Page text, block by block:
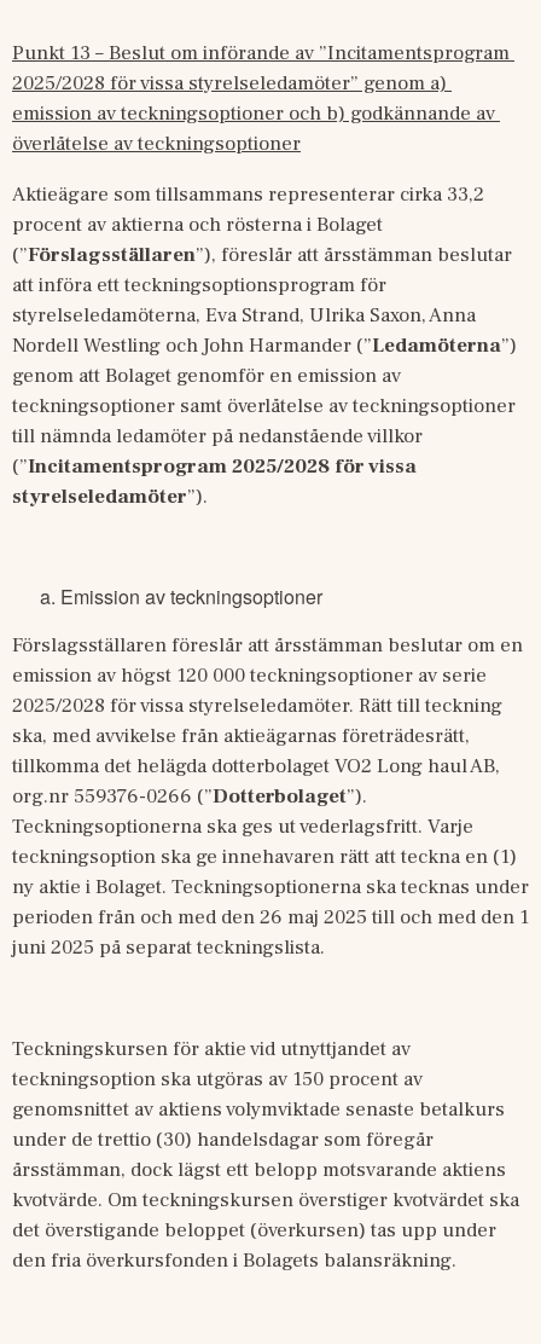
Punkt 13 – Beslut om införande av ”Incitamentsprogram
2025/2028 för vissa styrelseledamöter” genom a)
emission av teckningsoptioner och b) godkännande av
överlåtelse av teckningsoptioner
Aktieägare som tillsammans representerar cirka 33,2
procent av aktierna och rösterna i Bolaget
(”Förslagsställaren”), föreslår att årsstämman beslutar
att införa ett teckningsoptionsprogram för
styrelseledamöterna, Eva Strand, Ulrika Saxon, Anna
Nordell Westling och John Harmander (”Ledamöterna”)
genom att Bolaget genomför en emission av
teckningsoptioner samt överlåtelse av teckningsoptioner
till nämnda ledamöter på nedanstående villkor
(”Incitamentsprogram 2025/2028 för vissa
styrelseledamöter”).
Emission av teckningsoptioner
Förslagsställaren föreslår att årsstämman beslutar om en
emission av högst 120 000 teckningsoptioner av serie
2025/2028 för vissa styrelseledamöter. Rätt till teckning
ska, med avvikelse från aktieägarnas företrädesrätt,
tillkomma det helägda dotterbolaget VO2 Long haul AB,
org.nr 559376-0266 (”Dotterbolaget”).
Teckningsoptionerna ska ges ut vederlagsfritt. Varje
teckningsoption ska ge innehavaren rätt att teckna en (1)
ny aktie i Bolaget. Teckningsoptionerna ska tecknas under
perioden från och med den 26 maj 2025 till och med den 1
juni 2025 på separat teckningslista.
Teckningskursen för aktie vid utnyttjandet av
teckningsoption ska utgöras av 150 procent av
genomsnittet av aktiens volymviktade senaste betalkurs
under de trettio (30) handelsdagar som föregår
årsstämman, dock lägst ett belopp motsvarande aktiens
kvotvärde. Om teckningskursen överstiger kvotvärdet ska
det överstigande beloppet (överkursen) tas upp under
den fria överkursfonden i Bolagets balansräkning.